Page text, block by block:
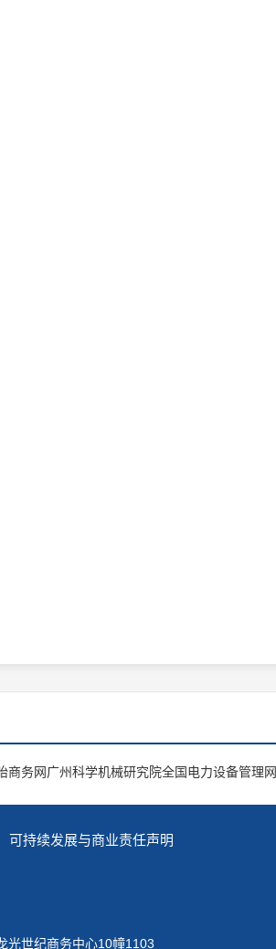
商务网广州科学机械研究院全国电力设备管理网
可持续发展与商业责任声明
光世纪商务中心10幢1103